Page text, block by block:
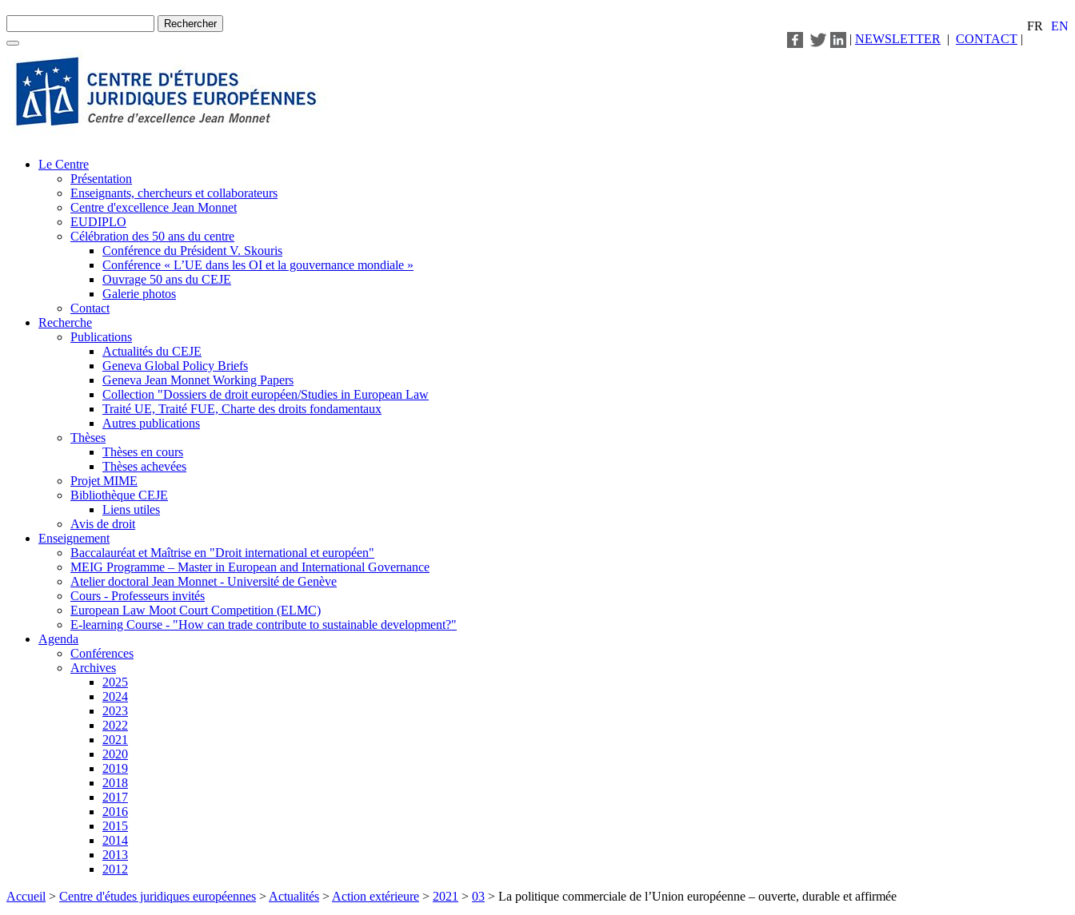
FR
EN
| NEWSLETTER | CONTACT |
Le Centre
Présentation
Enseignants, chercheurs et collaborateurs
Centre d'excellence Jean Monnet
EUDIPLO
Célébration des 50 ans du centre
Conférence du Président V. Skouris
Conférence « L’UE dans les OI et la gouvernance mondiale »
Ouvrage 50 ans du CEJE
Galerie photos
Contact
Recherche
Publications
Actualités du CEJE
Geneva Global Policy Briefs
Geneva Jean Monnet Working Papers
Collection "Dossiers de droit européen/Studies in European Law
Traité UE, Traité FUE, Charte des droits fondamentaux
Autres publications
Thèses
Thèses en cours
Thèses achevées
Projet MIME
Bibliothèque CEJE
Liens utiles
Avis de droit
Enseignement
Baccalauréat et Maîtrise en "Droit international et européen"
MEIG Programme – Master in European and International Governance
Atelier doctoral Jean Monnet - Université de Genève
Cours - Professeurs invités
European Law Moot Court Competition (ELMC)
E-learning Course - "How can trade contribute to sustainable development?"
Agenda
Conférences
Archives
2025
2024
2023
2022
2021
2020
2019
2018
2017
2016
2015
2014
2013
2012
Accueil > Centre d'études juridiques européennes > Actualités > Action extérieure > 2021 > 03 > La politique commerciale de l’Union européenne – ouverte, durable et affirmée